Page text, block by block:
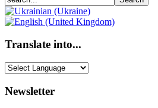
Translate into...
Newsletter